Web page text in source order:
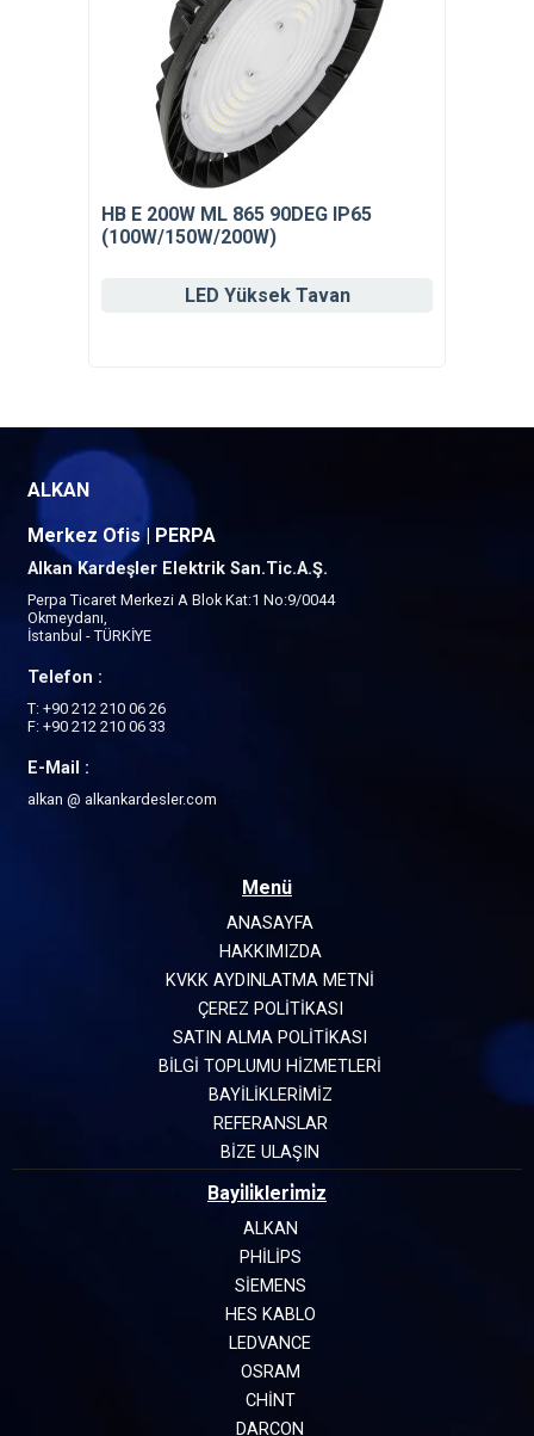
HB E 200W ML 865 90DEG IP65
(100W/150W/200W)
LED Yüksek Tavan
ALKAN
Merkez Ofis | PERPA
Alkan Kardeşler Elektrik San.Tic.A.Ş.
Perpa Ticaret Merkezi A Blok Kat:1 No:9/0044
Okmeydanı,
İstanbul - TÜRKİYE
Telefon :
T: +90 212 210 06 26
F: +90 212 210 06 33
E-Mail :
alkan @ alkankardesler.com
Menü
ANASAYFA
HAKKIMIZDA
KVKK AYDINLATMA METNİ
ÇEREZ POLİTİKASI
SATIN ALMA POLİTİKASI
BİLGİ TOPLUMU HİZMETLERİ
BAYİLİKLERİMİZ
REFERANSLAR
BİZE ULAŞIN
Bayi̇li̇kleri̇mi̇z
ALKAN
PHILIPS
SIEMENS
HES KABLO
LEDVANCE
OSRAM
CHINT
DARCON